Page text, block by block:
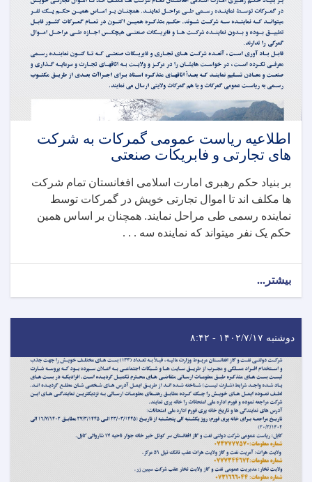
اطلاعیه ریاست عمومی گمرکات به شرکت
های تجارتی و فابریکات صنعتی
بر بنیاد حکم رهبری امارت اسلامی افغانستان تمام شرکت
ها مکلف اند تا اموال تجارتی خویش در گمرکات توسط
نماینده رسمی طی مراحل نمایند. همچنان بر اساس همین
حکم یک نفر میتواند که نماینده سه . . .
بیشتر...
دوشنبه ۱۴۰۲/۷/۱۷ - ۸:۴۲